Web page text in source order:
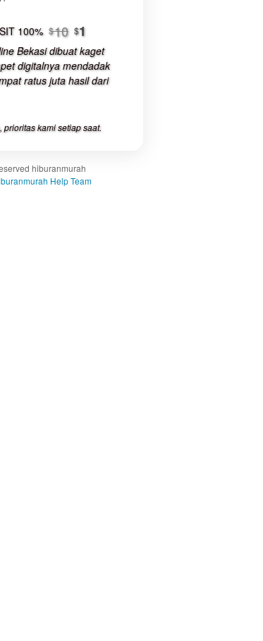
View
license
100% $10 $1
Bekasi dibuat kaget
digitalnya mendadak
ratus juta hasil dari
prioritas kami setiap saat.
hiburanmurah
Help Team